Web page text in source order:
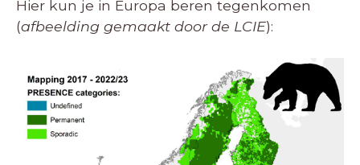
Hier kun je in Europa beren tegenkomen
(afbeelding gemaakt door de LCIE):